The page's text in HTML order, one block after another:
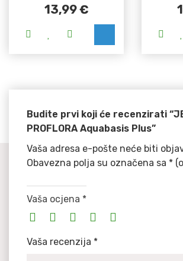
13,99€
Budite prvi koji će recenzirati
PROFLORA Aquabasis Plus”
Vaša adresa e-pošte neće biti
Obavezna polja su označena sa *
Vaša ocjena *
Vaša recenzija *